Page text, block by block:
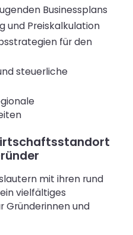
Businessplans
und Preiskalkulation
für den
steuerliche
mit ihren rund
vielfältiges
Gründerinnen und